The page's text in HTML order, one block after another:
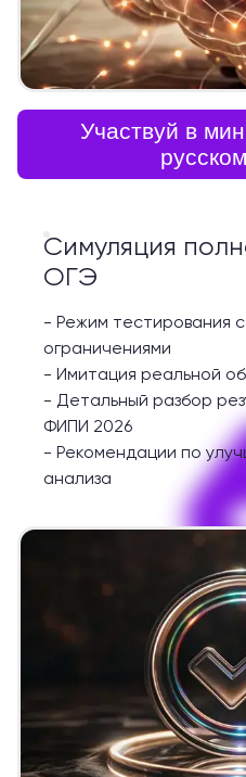
Участвуй в
Симуляция
ОГЭ
- Режим тестирования
ограничениями
- Имитация реальной
- Детальный разбор
ФИПИ 2026
- Рекомендации по
анализа